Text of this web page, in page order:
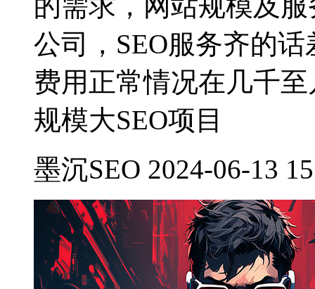
公司，SEO服务齐的
费用正常情况在几千
规模大SEO项目
墨沉SEO 2024-06-13